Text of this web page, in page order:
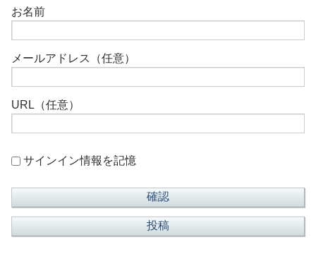
お名前
メールアドレス（任意）
URL（任意）
サインイン情報を記憶